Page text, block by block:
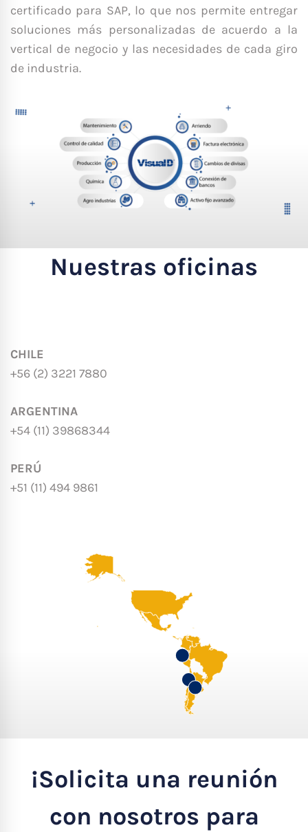
certificado para SAP, lo que nos permite entregar
soluciones más personalizadas de acuerdo a la
vertical de negocio y las necesidades de cada giro
de industria.
Nuestras oficinas
CHILE
+56 (2) 3221 7880
ARGENTINA
+54 (11) 39868344
PERÚ
+51 (11) 494 9861
¡Solicita una reunión
con nosotros para